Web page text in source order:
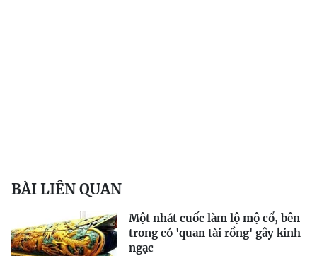
BÀI LIÊN QUAN
Một nhát cuốc làm lộ mộ cổ, bên
trong có 'quan tài rồng' gây kinh
ngạc